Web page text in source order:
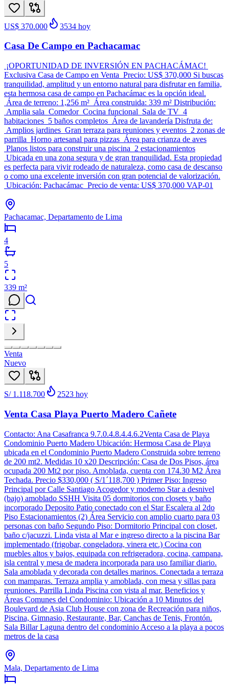
US$ 370.000 3534 hoy
Casa De Campo en Pachacamac
¡OPORTUNIDAD DE INVERSIÓN EN PACHACÁMAC!
Exclusiva Casa de Campo en Venta Precio: US$ 370,000 Si buscas
tranquilidad, amplitud y un entorno natural para disfrutar en familia,
esta hermosa casa de campo en Pachacámac es la opción ideal.
Área de terreno: 1,256 m² Área construida: 339 m² Distribución:
Amplia sala Comedor Cocina funcional Sala de TV 4
habitaciones 5 baños completos Área de lavandería Disfruta de:
Amplios jardines Gran terraza para reuniones y eventos 2 zonas de
parrilla Horno artesanal para pizzas Área para crianza de aves
Planos listos para construir una piscina 2 estacionamientos
Ubicada en una zona segura y de gran tranquilidad. Esta propiedad
es perfecta para vivir rodeado de naturaleza, como casa de descanso
o como una excelente inversión con gran potencial de valorización.
Ubicación: Pachacámac Precio de venta: US$ 370,000 VAP-01
Pachacamac, Departamento de Lima
4
5
339 m²
Venta
Nuevo
S/ 1.118.700 2523 hoy
Venta Casa Playa Puerto Madero Cañete
Contacto: Ana Casafranca 9.7.0.4.8.4.4.6.2Venta Casa de Playa
Condominio Puerto Madero Ubicación: Hermosa Casa de Playa
ubicada en el Condominio Puerto Madero Construida sobre terreno
de 200 mt2. Medidas 10 x20 Descripción: Casa de Dos Pisos, área
ocupada 200 Mt2 por piso. Amoblada, cuenta con 174.30 M2 Área
Techada. Precio $330,000 ( S/1´118,700 ) Primer Piso: Ingreso
Principal por Calle Santiago Acogedor y moderno Star a desnivel
(bajo) amoblado SSHH Visita 05 dormitorios con closets y baño
incorporado Deposito Patio conectado con el Star Escalera al 2do
Piso Estacionamientos (2) Área Servicio con amplio cuarto para 03
personas con baño Segundo Piso: Dormitorio Principal con closet,
baño c/jacuzzi. Linda vista al Mar e ingreso directo a la piscina Bar
implementado (frigobar, congeladora, vinera etc.) Cocina con
muebles altos y bajos, equipada con refrigeradora, cocina, campana,
isla central y mesa de madera incorporada para uso familiar diario.
Sala amoblada y decorada con detalles marinos. Conectada a terraza
con mamparas. Terraza amplia y amoblada, con mesa y sillas para
reuniones. Parrilla Linda Piscina con vista al mar. Beneficios y
Áreas Comunes del Condominio: Ubicación a 10 Minutos del
Boulevard de Asia Club House con zona de Recreación para niños,
Piscina, Gimnasio, Restaurante, Bar, Canchas de Tenis, Frontón.
Sala Billar Laguna dentro del condominio Acceso a la playa a pocos
metros de la casa
Mala, Departamento de Lima